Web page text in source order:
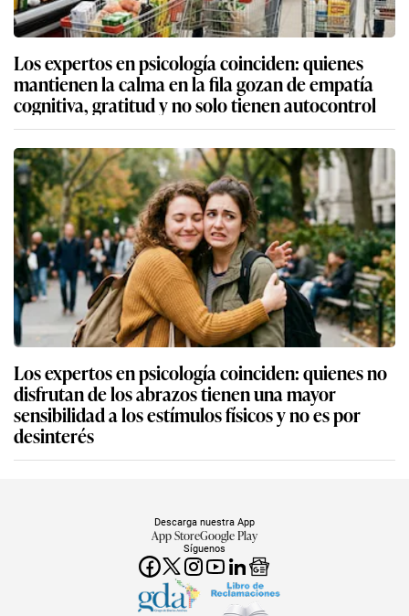
Los expertos en psicología coinciden: quienes
mantienen la calma en la fila gozan de empatía
cognitiva, gratitud y no solo tienen autocontrol
Los expertos en psicología coinciden: quienes no
disfrutan de los abrazos tienen una mayor
sensibilidad a los estímulos físicos y no es por
desinterés
Síguenos
Descarga nuestra App
App StoreGoogle Play